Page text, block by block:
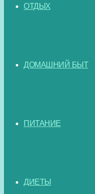
ОТДЫХ
ДОМАШНИЙ БЫТ
ПИТАНИЕ
ДИЕТЫ